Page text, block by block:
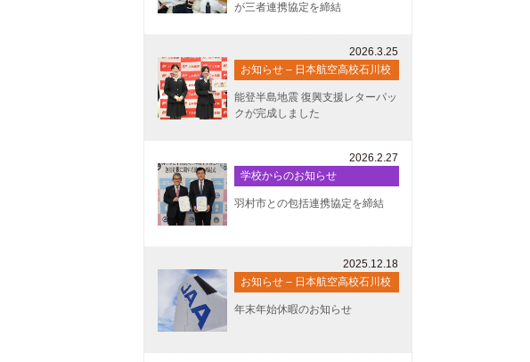
が三者連携協定を締結
2026.3.25
お知らせ – 日本航空高校石川校
能登半島地震 復興支援レターパッ
クが完成しました
2026.2.27
学校からのお知らせ
羽村市との包括連携協定を締結
2025.12.18
お知らせ – 日本航空高校石川校
年末年始休暇のお知らせ